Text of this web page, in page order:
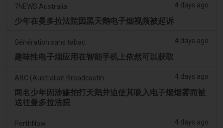
7NEWS Australia 4 days ago
少年在曼多拉法院因黑天鹅电子烟视频被起诉
Génération sans tabac 4 days ago
趣味性电子烟应用在智能手机上依然可以获取
4 days ago
两名少年因涉嫌拍打天鹅并迫使其吸入电子烟烟雾而被
送往曼多拉法院
PerthNow 4 days ago